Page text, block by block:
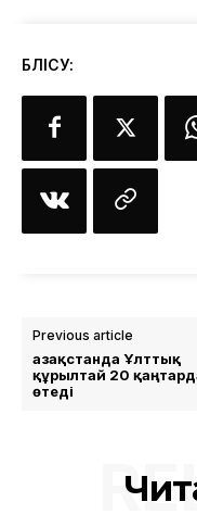
БӨЛІСУ:
Previous article
Қазақстанда Ұлттық
құрылтай 20
өтеді